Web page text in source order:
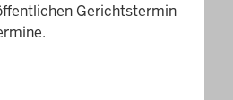
Gerichtstermin